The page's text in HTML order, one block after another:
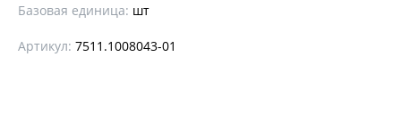
Базовая единица: шт
Артикул: 7511.1008043-01